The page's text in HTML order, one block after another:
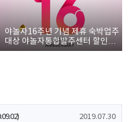
야놀자16주년 기념 제휴 숙박업주
대상 야놀자통합발주센터 할인쿠
폰 증정
2019.07.30